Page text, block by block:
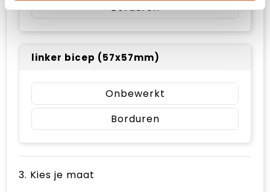
Borduren
linker bicep (57x57mm)
Onbewerkt
Borduren
3. Kies je maat